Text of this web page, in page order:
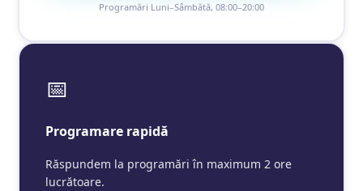
Programări Luni–Sâmbătă, 08:00–20:00
📅
Programare rapidă
Răspundem la programări în maximum 2 ore
lucrătoare.